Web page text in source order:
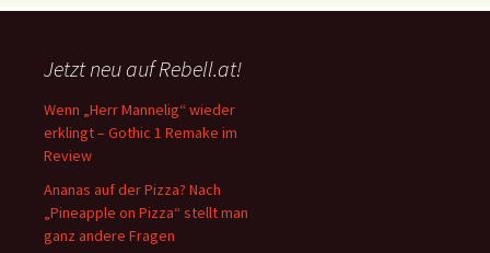
Jetzt neu auf Rebell.at!
Wenn „Herr Mannelig“ wieder
erklingt – Gothic 1 Remake im
Review
Ananas auf der Pizza? Nach
„Pineapple on Pizza“ stellt man
ganz andere Fragen